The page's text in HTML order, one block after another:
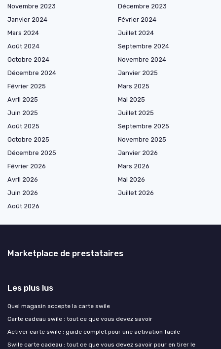
Novembre 2023
Décembre 2023
Janvier 2024
Février 2024
Mars 2024
Juillet 2024
Août 2024
Septembre 2024
Octobre 2024
Novembre 2024
Décembre 2024
Janvier 2025
Février 2025
Mars 2025
Avril 2025
Mai 2025
Juin 2025
Juillet 2025
Août 2025
Septembre 2025
Octobre 2025
Novembre 2025
Décembre 2025
Janvier 2026
Février 2026
Mars 2026
Avril 2026
Mai 2026
Juin 2026
Juillet 2026
Août 2026
Marketplace de prestataires
Les plus lus
Quel magasin accepte la carte swile
Carte cadeau swile : tout ce que vous devez savoir
Activer carte swile : guide complet pour une activation facile
Swile carte cadeau : tout ce que vous devez savoir pour en tirer le